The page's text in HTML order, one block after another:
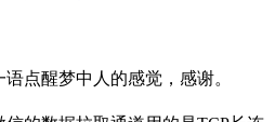
点醒梦中人的感觉，感谢。